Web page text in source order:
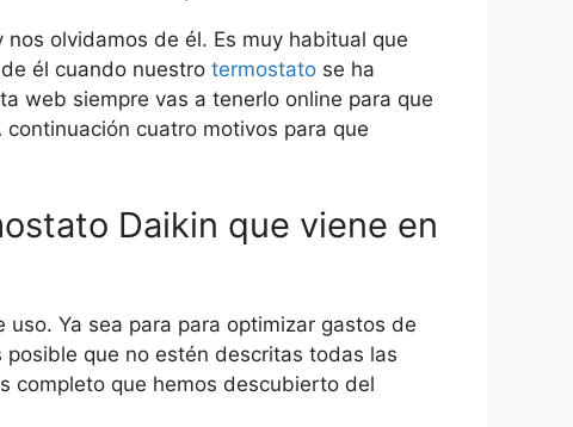
olvidamos de él. Es muy habitual que
él cuando nuestro termostato se ha
web siempre vas a tenerlo online para que
cuatro motivos para que
Daikin que viene en
Ya sea para para optimizar gastos de
que no estén descritas todas las
completo que hemos descubierto del